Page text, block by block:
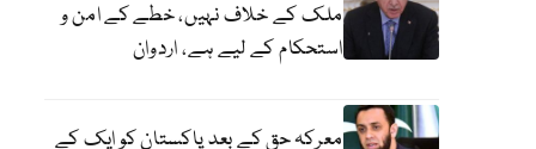
ملک کے خلاف نہیں، خطے کے امن و
استحکام کے لیے ہے، اردوان
معرکہ حق کے بعد پاکستان کو ایک کے